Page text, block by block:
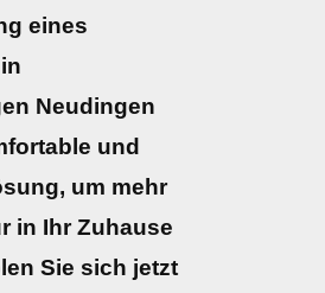
eines
Neudingen
und
um mehr
in Ihr Zuhause
Sie sich jetzt